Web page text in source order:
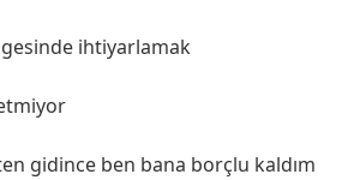
ihtiyarlamak
gidince ben bana borçlu kaldım